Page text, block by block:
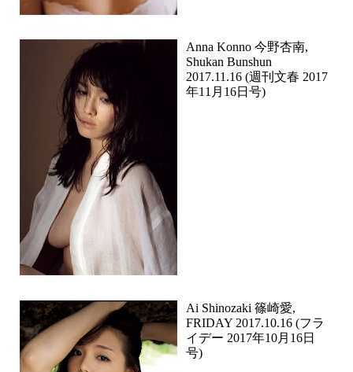
Anna Konno 今野杏南,
Shukan Bunshun
2017.11.16 (週刊文春 2017
年11月16日号)
Ai Shinozaki 篠崎愛,
FRIDAY 2017.10.16 (フラ
イデー 2017年10月16日
号)